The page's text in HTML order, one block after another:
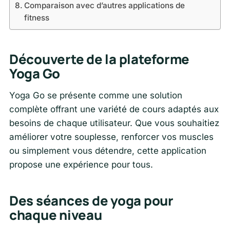
Comparaison avec d’autres applications de
fitness
Découverte de la plateforme
Yoga Go
Yoga Go se présente comme une solution
complète offrant une variété de cours adaptés aux
besoins de chaque utilisateur. Que vous souhaitiez
améliorer votre souplesse, renforcer vos muscles
ou simplement vous détendre, cette application
propose une expérience pour tous.
Des séances de yoga pour
chaque niveau